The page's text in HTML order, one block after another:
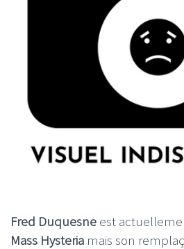
Fred Duquesne est
Mass Hysteria mais son